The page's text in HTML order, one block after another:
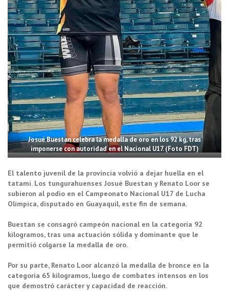
Josué Buestan celebra la medalla de oro en los 92 kg, tras
imponerse con autoridad en el Nacional U17. (Foto FDT)
El talento juvenil de la provincia volvió a dejar huella en el
tatami. Los tungurahuenses Josué Buestan y Renato Loor se
subieron al podio en el Campeonato Nacional U17 de Lucha
Olímpica, disputado en Guayaquil, este fin de semana.
Buestan se consagró campeón nacional en la categoría 92
kilogramos, tras una actuación sólida y dominante que le
permitió colgarse la medalla de oro.
Por su parte, Renato Loor alcanzó la medalla de bronce en la
categoría 65 kilogramos, luego de combates intensos en los
que demostró carácter y capacidad de reacción.